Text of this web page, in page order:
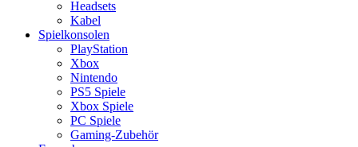
Headsets
Kabel
Spielkonsolen
PlayStation
Xbox
Nintendo
PS5 Spiele
Xbox Spiele
PC Spiele
Gaming-Zubehör